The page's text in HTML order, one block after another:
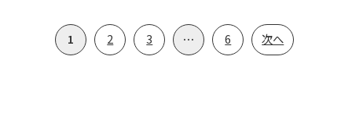
1 2 3 … 6 次へ